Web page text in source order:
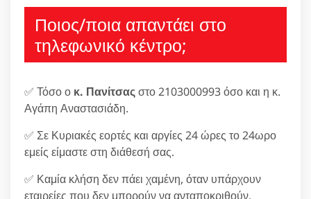
Ποιος/ποια απαντάει στο
τηλεφωνικό κέντρο;
✅ Τόσο ο κ. Πανίτσαςστο 2103000993 όσο και η κ.
Αγάπη Αναστασιάδη.
✅ Σε Κυριακές εορτές και αργίες 24 ώρες το 24ωρο
εμείς είμαστε στη διάθεσή σας.
✅ Καμία κλήση δεν πάει χαμένη, όταν υπάρχουν
εταιρείες που δεν μπορούν να ανταποκριθούν.